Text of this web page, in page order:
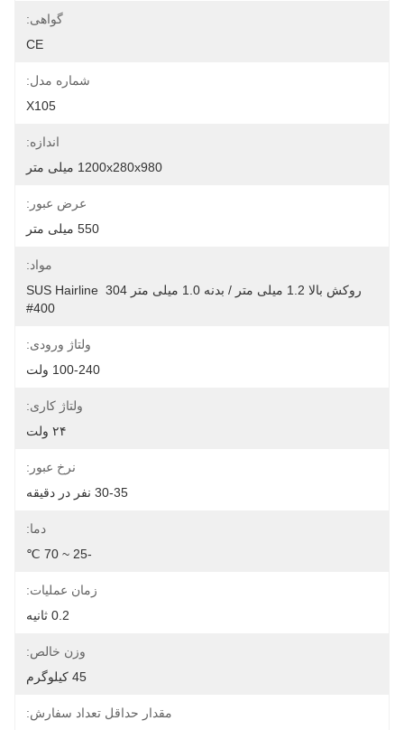
گواهی:
CE
شماره مدل:
X105
اندازه:
1200x280x980 میلی متر
عرض عبور:
550 میلی متر
مواد:
روکش بالا 1.2 میلی متر / بدنه 1.0 میلی متر 304 SUS Hairline
#400
ولتاژ ورودی:
100-240 ولت
ولتاژ کاری:
۲۴ ولت
نرخ عبور:
30-35 نفر در دقیقه
دما:
-25 ~ 70 ℃
زمان عملیات:
0.2 ثانیه
وزن خالص:
45 کیلوگرم
مقدار حداقل تعداد سفارش: